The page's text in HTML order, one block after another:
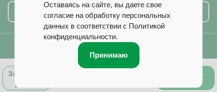
Написать нам
© 2014–2026 ООО ТД «Брянский Картон». Все права защищены.
Запросить
расчёт
Оформить
Оставаясь на сайте, вы даете свое
согласие на обработку персональных
данных в соответствии с Политикой
конфиденциальности.
Принимаю